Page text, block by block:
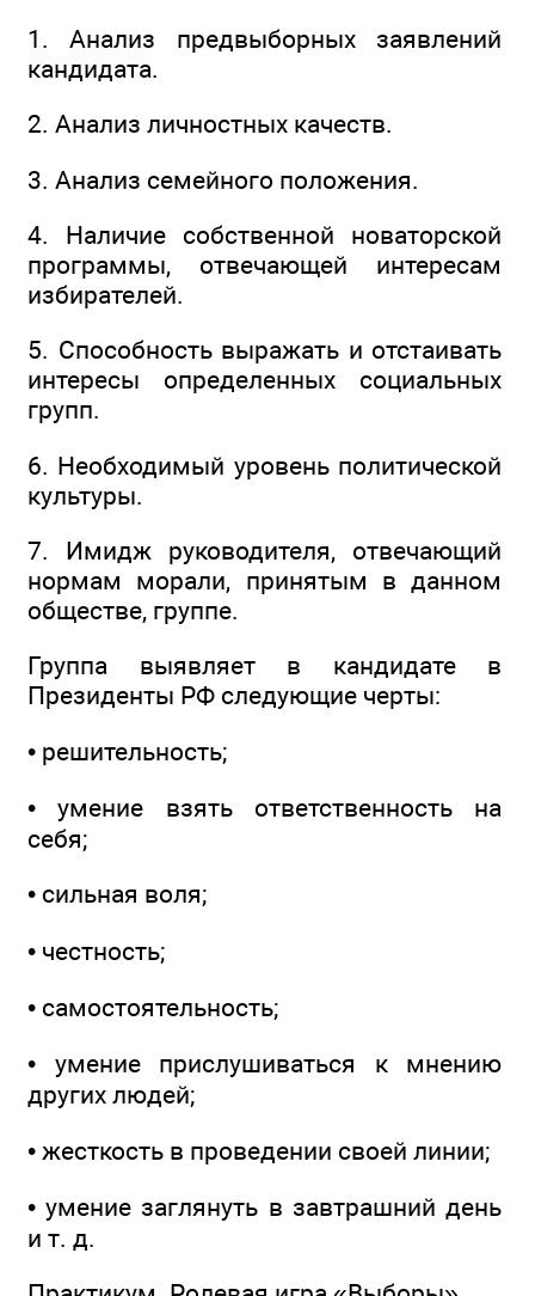
1. Анализ предвыборных заявлений
кандидата.
2. Анализ личностных качеств.
3. Анализ семейного положения.
4. Наличие собственной новаторской
программы, отвечающей интересам
избирателей.
5. Способность выражать и отстаивать
интересы определенных социальных
групп.
6. Необходимый уровень политической
культуры.
7. Имидж руководителя, отвечающий
нормам морали, принятым в данном
обществе, группе.
Группа выявляет в кандидате в
Президенты РФ следующие черты:
• решительность;
• умение взять ответственность на
себя;
• сильная воля;
• честность;
• самостоятельность;
• умение прислушиваться к мнению
других людей;
• жесткость в проведении своей линии;
• умение заглянуть в завтрашний день
и т. д.